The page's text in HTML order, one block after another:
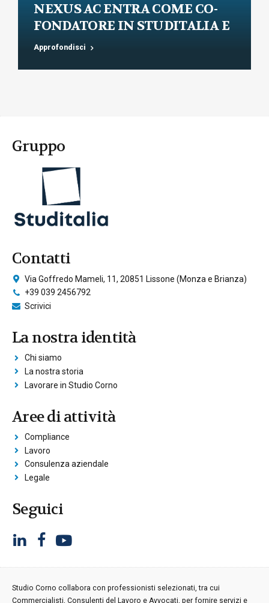
NEXUS AC ENTRA COME CO-
FONDATORE IN STUDITALIA E
AVVIA L’AREA LEGALE DEL
Approfondisci
Gruppo
Contatti
Via Goffredo Mameli, 11, 20851 Lissone (Monza e Brianza)
+39 039 2456792
Scrivici
La nostra identità
Chi siamo
La nostra storia
Lavorare in Studio Corno
Aree di attività
Compliance
Lavoro
Consulenza aziendale
Legale
Seguici
Studio Corno collabora con professionisti selezionati, tra cui
Commercialisti, Consulenti del Lavoro e Avvocati, per fornire servizi e